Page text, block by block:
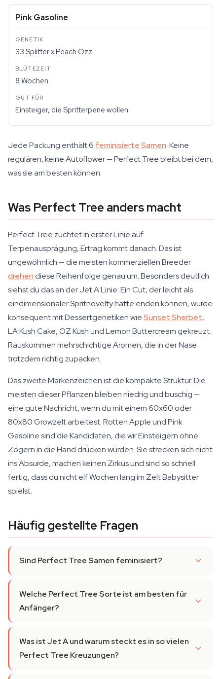
Pink Gasoline
33 Splitter x Peach Ozz
8 Wochen
Einsteiger, die Spritterpene wollen
Jede Packung enthält 6 feminisierte Samen. Keine
regulären, keine Autoflower — Perfect Tree bleibt bei dem,
was sie am besten können.
Was Perfect Tree anders macht
Perfect Tree züchtet in erster Linie auf
Terpenausprägung, Ertrag kommt danach. Das ist
ungewöhnlich — die meisten kommerziellen Breeder
drehen diese Reihenfolge genau um. Besonders deutlich
siehst du das an der Jet A Linie: Ein Cut, der leicht als
eindimensionaler Spritnovelty hätte enden können, wurde
konsequent mit Dessertgenetiken wieSunset Sherbet,
LA Kush Cake, OZ Kush und Lemon Buttercream gekreuzt.
Rauskommen mehrschichtige Aromen, die in der Nase
trotzdem richtig zupacken.
Das zweite Markenzeichen ist die kompakte Struktur. Die
meisten dieser Pflanzen bleiben niedrig und buschig —
eine gute Nachricht, wenn du mit einem 60x60 oder
80x80 Growzelt arbeitest. Rotten Apple und Pink
Gasoline sind die Kandidaten, die wir Einsteigern ohne
Zögern in die Hand drücken würden. Sie strecken sich nicht
ins Absurde, machen keinen Zirkus und sind so schnell
fertig, dass du nicht elf Wochen lang im Zelt Babysitter
spielst.
Häufig gestellte Fragen
Sind Perfect Tree Samen feminisiert?
Welche Perfect Tree Sorte ist am besten für
Anfänger?
Was ist Jet A und warum steckt es in so vielen
Perfect Tree Kreuzungen?